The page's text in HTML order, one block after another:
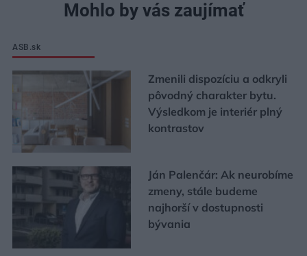
Mohlo by vás zaujímať
ASB.sk
Zmenili dispozíciu a odkryli
pôvodný charakter bytu.
Výsledkom je interiér plný
kontrastov
Ján Palenčár: Ak neurobíme
zmeny, stále budeme
najhorší v dostupnosti
bývania